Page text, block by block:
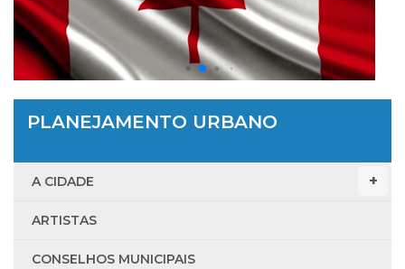
PLANEJAMENTO URBANO
A CIDADE
ARTISTAS
CONSELHOS MUNICIPAIS